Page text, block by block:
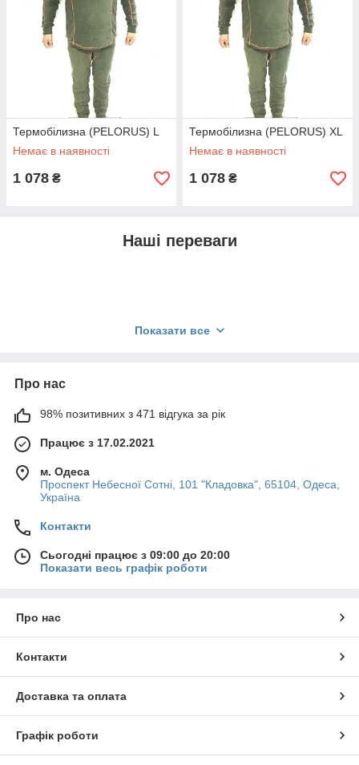
Термобілизна (PELORUS) L
Немає в наявності
1 078 ₴
Термобілизна (PELORUS) XL
Немає в наявності
1 078 ₴
Наші переваги
Швидка доставка
Товар добереться до Вас упродовж 1-3 днів із
При заказе от 2500 гривен — доставка безплатна.
Показати все
Про нас
98% позитивних з 471 відгука за рік
Працює з 17.02.2021
м. Одеса
Проспект Небесної Сотні, 101 "Кладовка", 65104, Одеса,
Україна
Контакти
Сьогодні працює з 09:00 до 20:00
Показати весь графік роботи
Про нас
Контакти
Доставка та оплата
Графік роботи